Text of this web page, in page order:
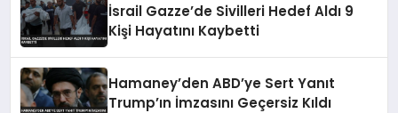
İsrail Gazze’de Sivilleri Hedef Aldı 9
Kişi Hayatını Kaybetti
Hamaney’den ABD’ye Sert Yanıt
Trump’ın İmzasını Geçersiz Kıldı